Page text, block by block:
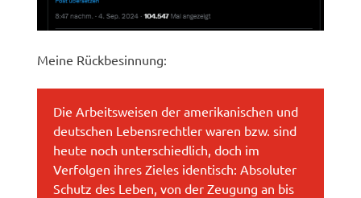
Meine Rückbesinnung:
Die Arbeitsweisen der amerikanischen und
deutschen Lebensrechtler waren bzw. sind
heute noch unterschiedlich, doch im
Verfolgen ihres Zieles identisch: Absoluter
Schutz des Leben, von der Zeugung an bis